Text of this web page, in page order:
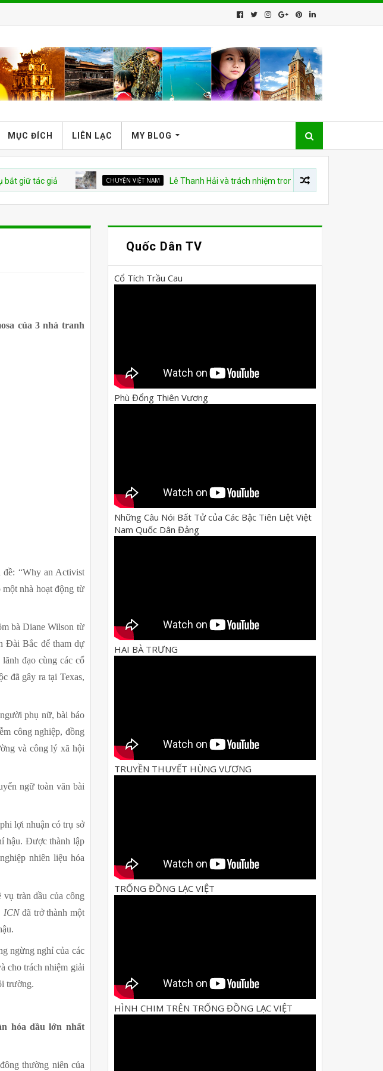
MỤC ĐÍCH LIÊN LẠC MY BLOG
tác giả CHUYỆN VIỆT NAM Lê Thanh Hải và trách nhiệm trong vụ hoả hoạn toà nhà ITC năm
của 3 nhà tranh
“Why an Activist
một nhà hoạt động từ
bà Diane Wilson từ
Đài Bắc để tham dự
đạo cùng các cổ
đã gây ra tại Texas,
phụ nữ, bài báo
công nghiệp, đồng
và công lý xã hội
ngữ toàn văn bài
lợi nhuận có trụ sở
hậu. Được thành lập
nhiên liệu hóa
tràn dầu của công
ICN đã trở thành một
ngừng nghỉ của các
cho trách nhiệm giải
trường.
hóa dầu lớn nhất
thường niên của
Quốc Dân TV
Cổ Tích Trầu Cau
Phù Đổng Thiên Vương
Những Câu Nói Bất Tử của Các Bậc Tiên Liệt Việt
Nam Quốc Dân Đảng
HAI BÀ TRƯNG
TRUYỀN THUYẾT HÙNG VƯƠNG
TRỐNG ĐỒNG LẠC VIỆT
HÌNH CHIM TRÊN TRỐNG ĐỒNG LẠC VIỆT